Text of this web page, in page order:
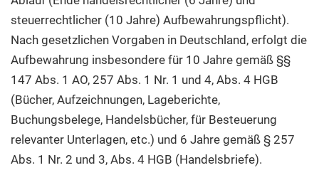
steuerrechtlicher (10 Jahre) Aufbewahrungspflicht).
Nach gesetzlichen Vorgaben in Deutschland, erfolgt die
Aufbewahrung insbesondere für 10 Jahre gemäß §§
147 Abs. 1 AO, 257 Abs. 1 Nr. 1 und 4, Abs. 4 HGB
(Bücher, Aufzeichnungen, Lageberichte,
Buchungsbelege, Handelsbücher, für Besteuerung
relevanter Unterlagen, etc.) und 6 Jahre gemäß § 257
Abs. 1 Nr. 2 und 3, Abs. 4 HGB (Handelsbriefe).